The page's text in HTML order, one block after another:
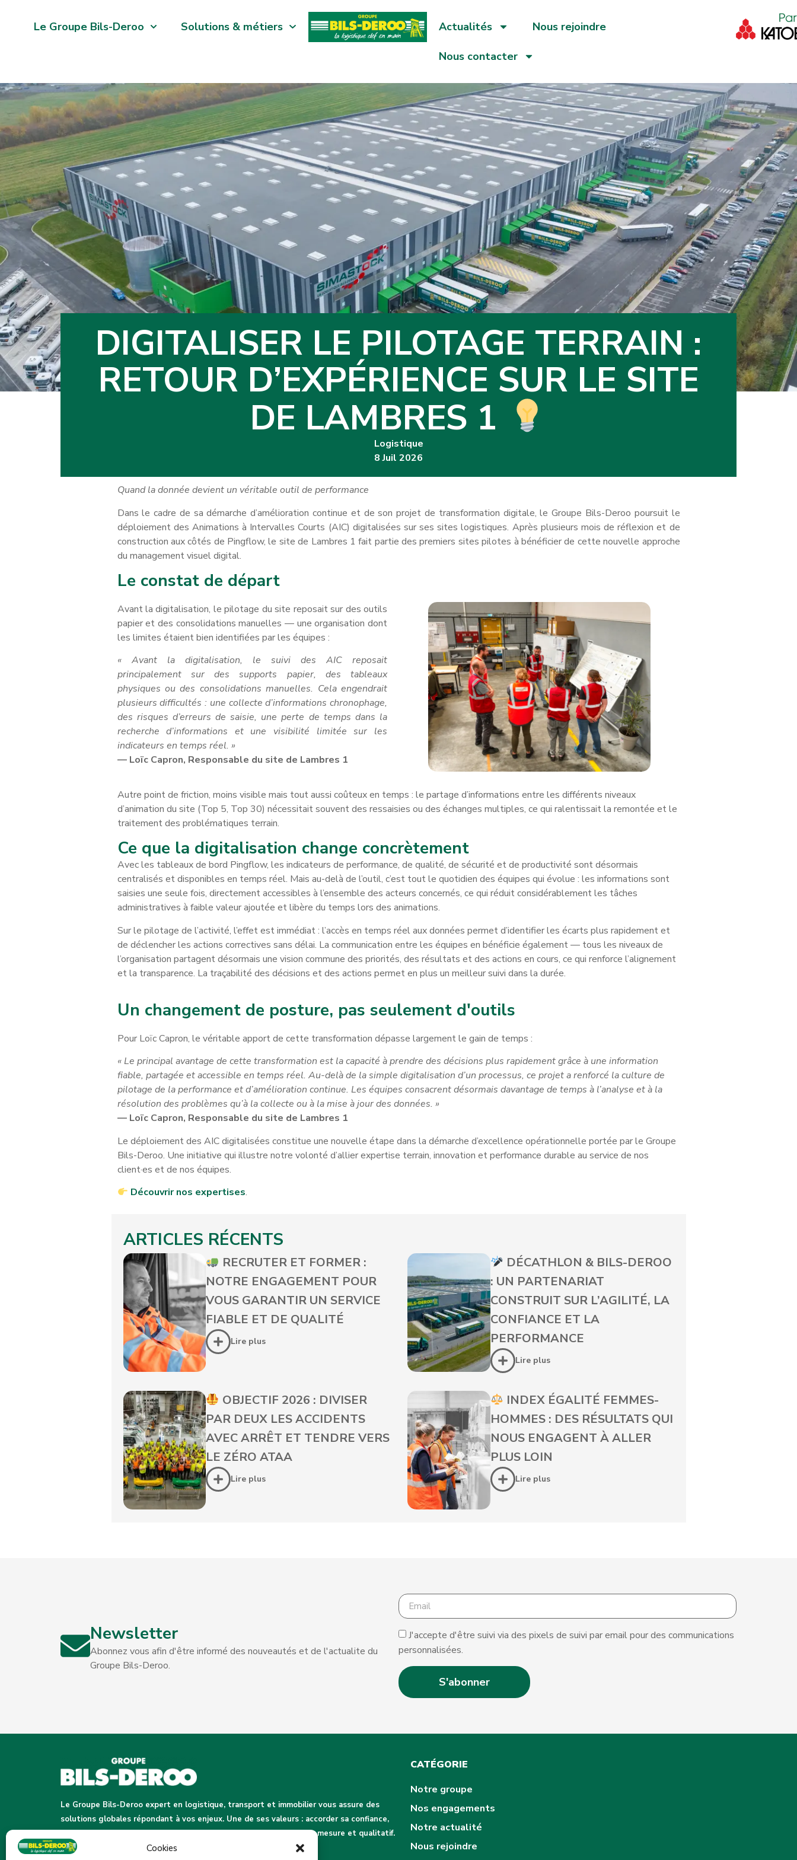
Cookies
Le Groupe Bils-Deroo Solutions & métiers Actualités Nous rejoindre
Nous contacter
DIGITALISER LE PILOTAGE TERRAIN :
RETOUR D’EXPÉRIENCE SUR LE SITE
DE LAMBRES 1
Logistique
8 Juil 2026
Quand la donnée devient un véritable outil de performance
Dans le cadre de sa démarche d’amélioration continue et de son projet de transformation digitale, le Groupe Bils-Deroo poursuit le
déploiement des Animations à Intervalles Courts (AIC) digitalisées sur ses sites logistiques. Après plusieurs mois de réflexion et de
construction aux côtés de Pingflow, le site de Lambres 1 fait partie des premiers sites pilotes à bénéficier de cette nouvelle approche
du management visuel digital.
Le constat de départ
Avant la digitalisation, le pilotage du site reposait sur des outils
papier et des consolidations manuelles — une organisation dont
les limites étaient bien identifiées par les équipes :
« Avant la digitalisation, le suivi des AIC reposait
principalement sur des supports papier, des tableaux
physiques ou des consolidations manuelles. Cela engendrait
plusieurs difficultés : une collecte d’informations chronophage,
des risques d’erreurs de saisie, une perte de temps dans la
recherche d’informations et une visibilité limitée sur les
indicateurs en temps réel. »
— Loïc Capron, Responsable du site de Lambres 1
Autre point de friction, moins visible mais tout aussi coûteux en temps : le partage d’informations entre les différents niveaux
d’animation du site (Top 5, Top 30) nécessitait souvent des ressaisies ou des échanges multiples, ce qui ralentissait la remontée et le
traitement des problématiques terrain.
Ce que la digitalisation change concrètement
Avec les tableaux de bord Pingflow, les indicateurs de performance, de qualité, de sécurité et de productivité sont désormais
centralisés et disponibles en temps réel. Mais au-delà de l’outil, c’est tout le quotidien des équipes qui évolue : les informations sont
saisies une seule fois, directement accessibles à l’ensemble des acteurs concernés, ce qui réduit considérablement les tâches
administratives à faible valeur ajoutée et libère du temps lors des animations.
Sur le pilotage de l’activité, l’effet est immédiat : l’accès en temps réel aux données permet d’identifier les écarts plus rapidement et
de déclencher les actions correctives sans délai. La communication entre les équipes en bénéficie également — tous les niveaux de
l’organisation partagent désormais une vision commune des priorités, des résultats et des actions en cours, ce qui renforce l’alignement
et la transparence. La traçabilité des décisions et des actions permet en plus un meilleur suivi dans la durée.
Un changement de posture, pas seulement d'outils
Pour Loïc Capron, le véritable apport de cette transformation dépasse largement le gain de temps :
« Le principal avantage de cette transformation est la capacité à prendre des décisions plus rapidement grâce à une information
fiable, partagée et accessible en temps réel. Au-delà de la simple digitalisation d’un processus, ce projet a renforcé la culture de
pilotage de la performance et d’amélioration continue. Les équipes consacrent désormais davantage de temps à l’analyse et à la
résolution des problèmes qu’à la collecte ou à la mise à jour des données. »
— Loïc Capron, Responsable du site de Lambres 1
Le déploiement des AIC digitalisées constitue une nouvelle étape dans la démarche d’excellence opérationnelle portée par le Groupe
Bils-Deroo. Une initiative qui illustre notre volonté d’allier expertise terrain, innovation et performance durable au service de nos
client·es et de nos équipes.
Découvrir nos expertises.
ARTICLES RÉCENTS
RECRUTER ET FORMER :
NOTRE ENGAGEMENT POUR
VOUS GARANTIR UN SERVICE
FIABLE ET DE QUALITÉ
Lire plus
DÉCATHLON & BILS-DEROO
: UN PARTENARIAT
CONSTRUIT SUR L’AGILITÉ, LA
CONFIANCE ET LA
PERFORMANCE
Lire plus
OBJECTIF 2026 : DIVISER
PAR DEUX LES ACCIDENTS
AVEC ARRÊT ET TENDRE VERS
LE ZÉRO ATAA
Lire plus
INDEX ÉGALITÉ FEMMES-
HOMMES : DES RÉSULTATS QUI
NOUS ENGAGENT À ALLER
PLUS LOIN
Lire plus
Newsletter
Abonnez vous afin d'être informé des nouveautés et de l'actualite du
Groupe Bils-Deroo.
J'accepte d'être suivi via des pixels de suivi par email pour des communications
personnalisées.
S'abonner
Le Groupe Bils-Deroo expert en logistique, transport et immobilier vous assure des
solutions globales répondant à vos enjeux. Une de ses valeurs : accorder sa confiance,
aux femmes et aux hommes au cœur de l’action pour un service sur mesure et qualitatif.
CATÉGORIE
Notre groupe
Nos engagements
Notre actualité
Nous rejoindre